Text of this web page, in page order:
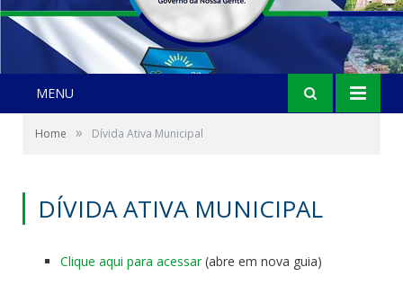
MENU
Home » Dívida Ativa Municipal
DÍVIDA ATIVA MUNICIPAL
Clique aqui para acessar(abre em nova guia)